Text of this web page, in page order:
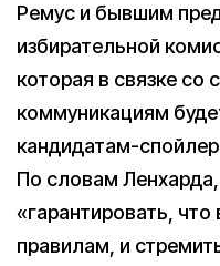
Ремус и бывшим
избирательной
которая в связке со
коммуникациям
кандидатам-
По словам
«гарантировать,
правилам, и